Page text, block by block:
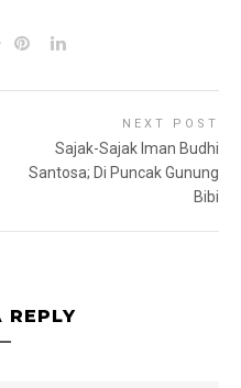
NEXT POST
Sajak-Sajak Iman Budhi
Santosa; Di Puncak Gunung
Bibi
REPLY